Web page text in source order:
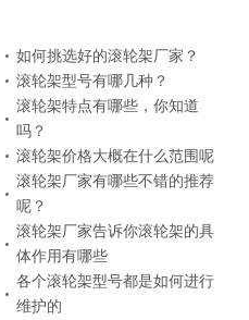
如何挑选好的滚轮架厂家？
滚轮架型号有哪几种？
滚轮架特点有哪些，你知道
吗？
滚轮架价格大概在什么范围呢
滚轮架厂家有哪些不错的推荐
呢？
滚轮架厂家告诉你滚轮架的具
体作用有哪些
各个滚轮架型号都是如何进行
维护的